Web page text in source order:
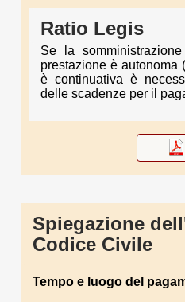
Ratio Legis
Se la
prestazione è autonoma
è continuativa è
delle scadenze per il
Spiegazione
Codice Civile
Tempo e luogo del